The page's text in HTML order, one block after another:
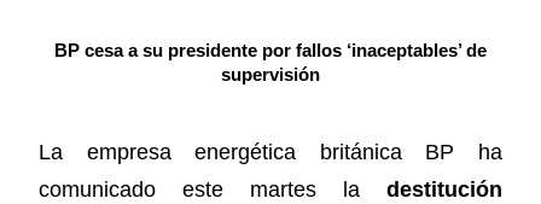
BP cesa a su presidente por fallos ‘inaceptables’ de
supervisión
La empresa energética británica BP ha
comunicado este martes la destitución